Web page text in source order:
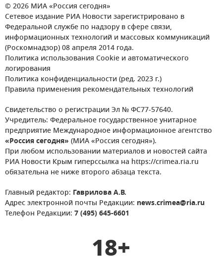
© 2026 МИА «Россия сегодня»
Сетевое издание РИА Новости зарегистрировано в
Федеральной службе по надзору в сфере связи,
информационных технологий и массовых коммуникаций
(Роскомнадзор) 08 апреля 2014 года.
Политика использования Cookie и автоматического
логирования
Политика конфиденциальности (ред. 2023 г.)
Правила применения рекомендательных технологий
Свидетельство о регистрации Эл № ФС77-57640.
Учредитель: Федеральное государственное унитарное
предприятие Международное информационное агентство
«Россия сегодня» (МИА «Россия сегодня»).
При любом использовании материалов и новостей сайта
РИА Новости Крым гиперссылка на https://crimea.ria.ru
обязательна не ниже второго абзаца текста.
Главный редактор: Гаврилова А.В.
Адрес электронной почты Редакции: news.crimea@ria.ru
Телефон Редакции: 7 (495) 645-6601
18+